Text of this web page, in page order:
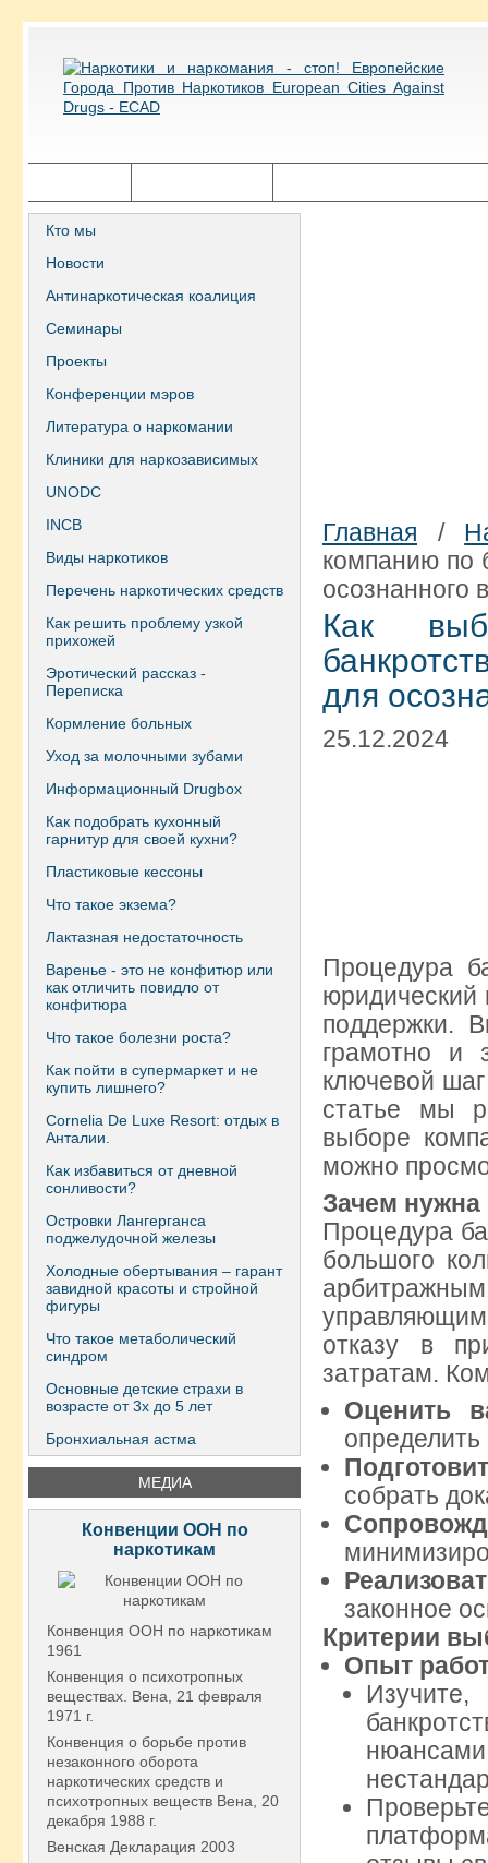
Кто мы
Новости
Антинаркотическая коалиция
Семинары
Проекты
Конференции мэров
Литература о наркомании
Клиники для наркозависимых
UNODC
INCB
Виды наркотиков
Перечень наркотических средств
Как решить проблему узкой
прихожей
Эротический рассказ -
Переписка
Кормление больных
Уход за молочными зубами
Информационный Drugbox
Как подобрать кухонный
гарнитур для своей кухни?
Пластиковые кессоны
Что такое экзема?
Лактазная недостаточность
Варенье - это не конфитюр или
как отличить повидло от
конфитюра
Что такое болезни роста?
Как пойти в супермаркет и не
купить лишнего?
Сornelia De Luxe Resort: отдых в
Анталии.
Как избавиться от дневной
сонливости?
Островки Лангерганса
поджелудочной железы
Холодные обертывания – гарант
завидной красоты и стройной
фигуры
Что такое метаболический
синдром
Основные детские страхи в
возрасте от 3х до 5 лет
Бронхиальная астма
МЕДИА
Конвенции ООН по
наркотикам
Конвенция ООН по наркотикам
1961
Конвенция о психотропных
веществах. Вена, 21 февраля
1971 г.
Конвенция о борьбе против
незаконного оборота
наркотических средств и
психотропных веществ Вена, 20
декабря 1988 г.
Венская Декларация 2003
Главная /
компанию по
осознанного
Как
для
25.12.2024
Процедура
юридический
поддержки.
грамотно и
ключевой
статье мы
выборе
можно
Зачем
Процедура
большого
отказу в
затратам.
Оценить
определить
собрать
законное
Критерии
Опыт